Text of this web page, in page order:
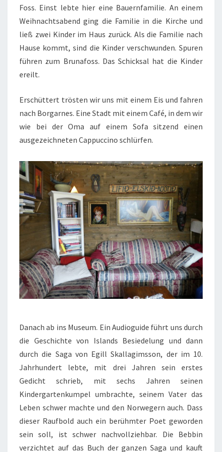
Foss. Einst lebte hier eine Bauernfamilie. An einem
Weihnachtsabend ging die Familie in die Kirche und
ließ zwei Kinder im Haus zurück. Als die Familie nach
Hause kommt, sind die Kinder verschwunden. Spuren
führen zum Brunafoss. Das Schicksal hat die Kinder
ereilt.
Erschüttert trösten wir uns mit einem Eis und fahren
nach Borgarnes. Eine Stadt mit einem Café, in dem wir
wie bei der Oma auf einem Sofa sitzend einen
ausgezeichneten Cappuccino schlürfen.
Danach ab ins Museum. Ein Audioguide führt uns durch
die Geschichte von Islands Besiedelung und dann
durch die Saga von Egill Skallagimsson, der im 10.
Jahrhundert lebte, mit drei Jahren sein erstes
Gedicht schrieb, mit sechs Jahren seinen
Kindergartenkumpel umbrachte, seinem Vater das
Leben schwer machte und den Norwegern auch. Dass
dieser Raufbold auch ein berühmter Poet geworden
sein soll, ist schwer nachvollziehbar. Die Bebbin
verzichtet auf das Buch der ganzen Saga und kauft